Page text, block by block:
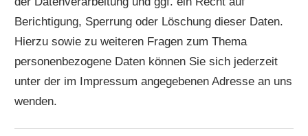
Berichtigung, Sperrung oder Löschung dieser Daten.
Hierzu sowie zu weiteren Fragen zum Thema
personenbezogene Daten können Sie sich jederzeit
unter der im Impressum angegebenen Adresse an uns
wenden.